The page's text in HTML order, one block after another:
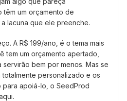
têm um orçamento de
lacuna que ele preenche.
A R$ 199/ano, é o tema mais
tem um orçamento apertado,
servirão bem por menos. Mas se
personalizado e os
apoiá-lo, o SeedProd